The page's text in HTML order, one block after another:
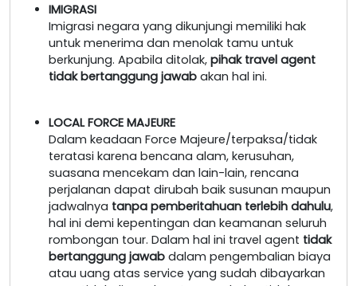
IMIGRASI
Imigrasi negara yang dikunjungi memiliki hak
untuk menerima dan menolak tamu untuk
berkunjung. Apabila ditolak, pihak travel agent
tidak bertanggung jawab akan hal ini.
LOCAL FORCE MAJEURE
Dalam keadaan Force Majeure/terpaksa/tidak
teratasi karena bencana alam, kerusuhan,
suasana mencekam dan lain-lain, rencana
perjalanan dapat dirubah baik susunan maupun
jadwalnya tanpa pemberitahuan terlebih dahulu,
hal ini demi kepentingan dan keamanan seluruh
rombongan tour. Dalam hal ini travel agent tidak
bertanggung jawab dalam pengembalian biaya
atau uang atas service yang sudah dibayarkan